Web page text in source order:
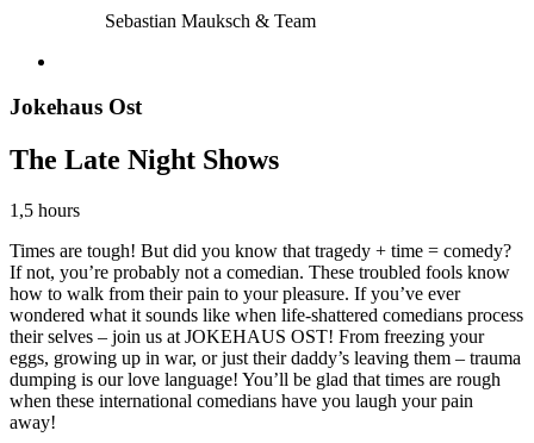
Sebastian Mauksch & Team
Jokehaus Ost
The Late Night Shows
1,5 hours
Times are tough! But did you know that tragedy + time = comedy?
If not, you’re probably not a comedian. These troubled fools know
how to walk from their pain to your pleasure. If you’ve ever
wondered what it sounds like when life-shattered comedians process
their selves – join us at JOKEHAUS OST! From freezing your
eggs, growing up in war, or just their daddy’s leaving them – trauma
dumping is our love language! You’ll be glad that times are rough
when these international comedians have you laugh your pain
away!